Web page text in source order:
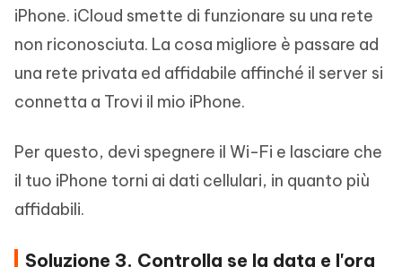
iPhone. iCloud smette di funzionare su una rete
non riconosciuta. La cosa migliore è passare ad
una rete privata ed affidabile affinché il server si
connetta a Trovi il mio iPhone.
Per questo, devi spegnere il Wi-Fi e lasciare che
il tuo iPhone torni ai dati cellulari, in quanto più
affidabili.
Soluzione 3. Controlla se la data e l'ora